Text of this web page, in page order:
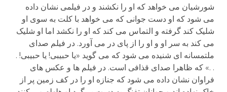
شورشیان می خواهد که او را نکشند و در فیلمی نشان داده
می شود که او دست جوانی که می خواهد با کلت به سوی او
شلیک کند گرفته و التماس می کند که او را نکشد اما او شلیک
می کند به سر او و او را از پای در می آورد. در فیلم صدای
ملتمسانه ای شنیده می شود که می گوید «یا حبیبی! یا حبیبی! .
. .» که ظاهرا صدای قذافی است. در فیلم ها و عکس های
فراوان نشان داده می شود که جنازه او را در کف زمین پر از